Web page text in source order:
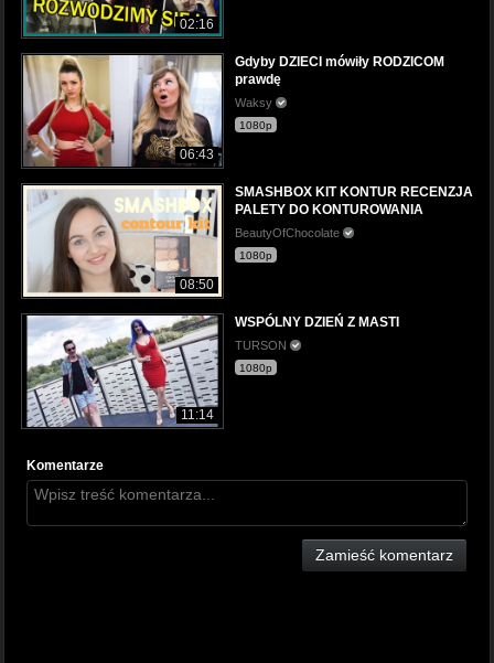
02:16
06:43
Gdyby DZIECI mówiły RODZICOM
prawdę
Waksy
1080p
08:50
SMASHBOX KIT KONTUR RECENZJA
PALETY DO KONTUROWANIA
BeautyOfChocolate
1080p
11:14
WSPÓLNY DZIEŃ Z MASTI
TURSON
1080p
Komentarze
Zamieść komentarz